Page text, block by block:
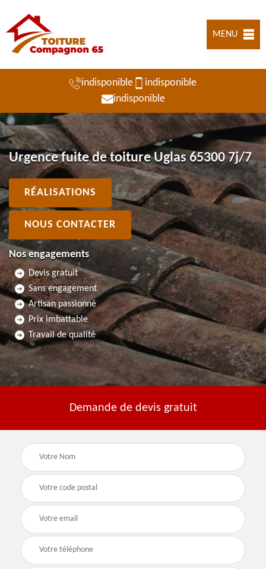
MENU
indisponible
indisponible
indisponible
Urgence fuite de toiture Uglas 65300 7j/7
RÉALISATIONS
NOUS CONTACTER
Nos engagements
Devis gratuit
Sans engagement
Artisan passionné
Prix imbattable
Travail de qualité
Demande de devis gratuit